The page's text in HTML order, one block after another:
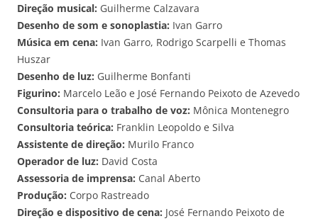
Direção musical: Guilherme Calzavara
Desenho de som e sonoplastia: Ivan Garro
Música em cena: Ivan Garro, Rodrigo Scarpelli e Thomas
Huszar
Desenho de luz: Guilherme Bonfanti
Figurino: Marcelo Leão e José Fernando Peixoto de Azevedo
Consultoria para o trabalho de voz: Mônica Montenegro
Consultoria teórica: Franklin Leopoldo e Silva
Assistente de direção: Murilo Franco
Operador de luz: David Costa
Assessoria de imprensa: Canal Aberto
Produção: Corpo Rastreado
Direção e dispositivo de cena: José Fernando Peixoto de